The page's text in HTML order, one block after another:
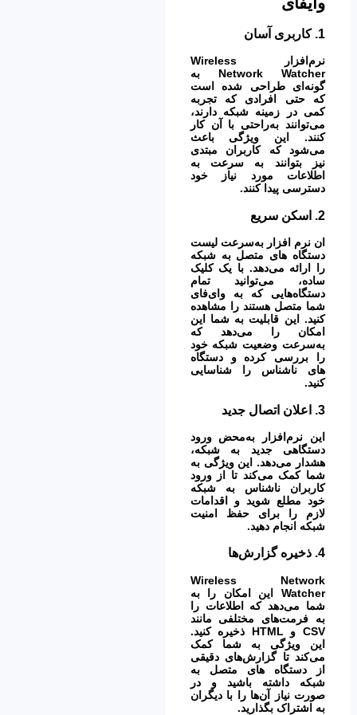
1. کاربری آسان
نرم‌افزار Wireless
Network Watcher به
گونه‌ای طراحی شده است
که حتی افرادی که تجربه
کمی در زمینه شبکه دارند،
می‌توانند به‌راحتی با آن کار
کنند. این ویژگی باعث
می‌شود که کاربران مبتدی
نیز بتوانند به سرعت به
اطلاعات مورد نیاز خود
دسترسی پیدا کنند.
2. اسکن سریع
ان نرم افزار به‌سرعت لیست
دستگاه های متصل به شبکه
را ارائه می‌دهد. با یک کلیک
ساده، می‌توانید تمام
دستگاه‌هایی که به وای‌فای
شما متصل هستند را مشاهده
کنید. این قابلیت به شما این
امکان را می‌دهد که
به‌سرعت وضعیت شبکه خود
را بررسی کرده و دستگاه
های ناشناس را شناسایی
کنید.
3. اعلان اتصال جدید
این نرم‌افزار به‌محض ورود
دستگاهی جدید به شبکه،
هشدار می‌دهد. این ویژگی به
شما کمک می‌کند تا از ورود
کاربران ناشناس به شبکه
خود مطلع شوید و اقدامات
لازم را برای حفظ
امنیت
شبکه انجام دهید.
4. ذخیره گزارش‌ها
Wireless Network
Watcher این امکان را به
شما می‌دهد که اطلاعات را
به فرمت‌های مختلفی مانند
CSV و HTML ذخیره کنید.
این ویژگی به شما کمک
می‌کند تا گزارش‌های دقیقی
از دستگاه های متصل به
شبکه داشته باشید و در
صورت نیاز آن‌ها را با دیگران
به اشتراک بگذارید.